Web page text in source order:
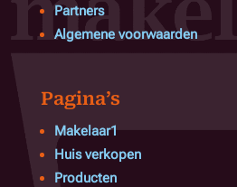
Partners
Algemene voorwaarden
Pagina’s
Makelaar1
Huis verkopen
Producten